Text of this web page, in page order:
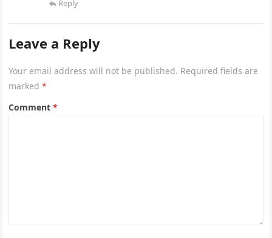
Reply
Leave a Reply
Your email address will not be published. Required fields are
marked*
Comment*